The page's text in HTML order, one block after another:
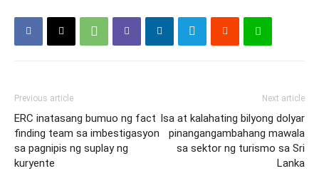
Previous article
ERC inatasang bumuo ng fact
finding team sa imbestigasyon
sa pagnipis ng suplay ng
kuryente
Next article
Isa at kalahating bilyong dolyar
pinangangambahang mawala
sa sektor ng turismo sa Sri
Lanka